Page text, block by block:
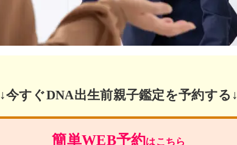
↓今すぐDNA出生前親子鑑定を予約する↓
簡単WEB予約はこちら